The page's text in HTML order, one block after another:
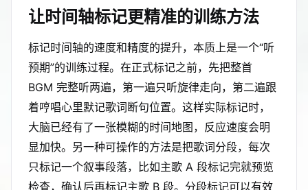
让时间轴标记更精准的训练方法
标记时间轴的速度和精度的提升，本质上是一个“听
预期”的训练过程。在正式标记之前，先把整首
BGM 完整听两遍，第一遍只听旋律走向，第二遍跟
着哼唱心里默记歌词断句位置。这样实际标记时，
大脑已经有了一张模糊的时间地图，反应速度会明
显加快。另一种可操作的方法是把歌词分段，每次
只标记一个叙事段落，比如主歌 A 段标记完就预览
检查，确认后再标记主歌 B 段。分段标记可以有效